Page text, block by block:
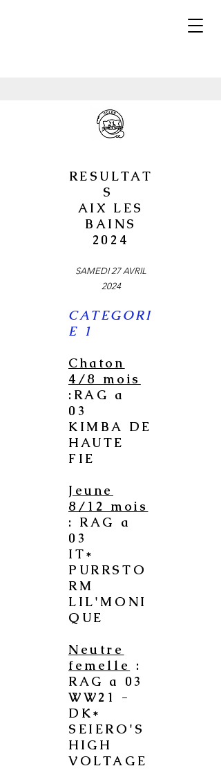
RESULTAT
S
AIX LES
BAINS
2024
SAMEDI 27 AVRIL
2024
CATEGORI
E 1
Chaton
4/8 mois
:RAG a
03
KIMBA DE
HAUTE
FIE
Jeune
8/12 mois
: RAG a
03
IT*
PURRSTO
RM
LIL'MONI
QUE
Neutre
femelle
:
RAG a 03
WW21 -
DK*
SEIERO'S
HIGH
VOLTAGE